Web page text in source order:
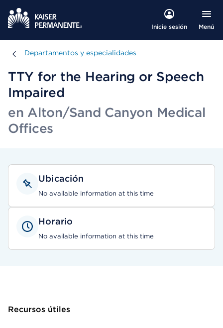
Inicie sesión Menú
Departamentos y especialidades
Departamentos y especialidades
TTY for the Hearing or Speech
Impaired
en Alton/Sand Canyon Medical
Offices
Ubicación
No available information at this time
Horario
No available information at this time
Recursos útiles